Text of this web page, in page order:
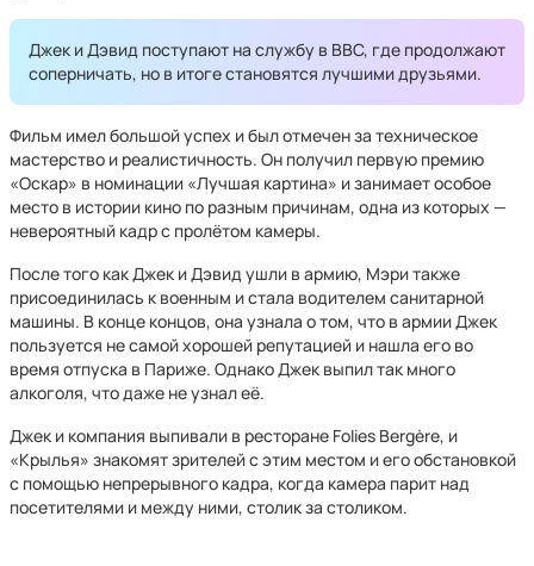
Джек и Дэвид поступают на службу в ВВС, где продолжают
соперничать, но в итоге становятся лучшими друзьями.
Фильм имел большой успех и был отмечен за техническое
мастерство и реалистичность. Он получил первую премию
«Оскар» в номинации «Лучшая картина» и занимает особое
место в истории кино по разным причинам, одна из которых —
невероятный кадр с пролётом камеры.
После того как Джек и Дэвид ушли в армию, Мэри также
присоединилась к военным и стала водителем санитарной
машины. В конце концов, она узнала о том, что в армии Джек
пользуется не самой хорошей репутацией и нашла его во
время отпуска в Париже. Однако Джек выпил так много
алкоголя, что даже не узнал её.
Джек и компания выпивали в ресторане Folies Bergère, и
«Крылья» знакомят зрителей с этим местом и его обстановкой
с помощью непрерывного кадра, когда камера парит над
посетителями и между ними, столик за столиком.